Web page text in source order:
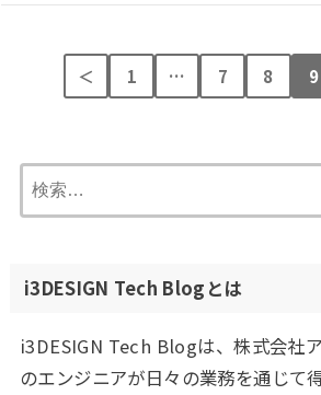
＜ 1 … 7 8 9
索:
i3DESIGN Tech Blogとは
i3DESIGN Tech Blogは、株式会社
のエンジニアが日々の業務を通じて